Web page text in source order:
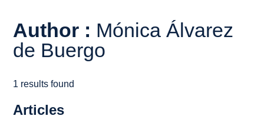
Author : Mónica Álvarez
de Buergo
1 results found
Articles